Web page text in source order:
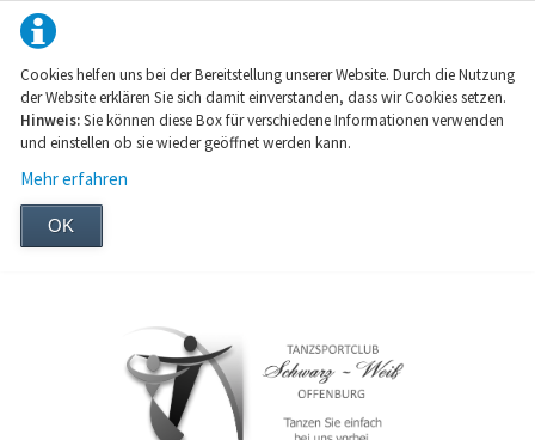
Cookies helfen uns bei der Bereitstellung unserer Website. Durch die Nutzung
der Website erklären Sie sich damit einverstanden, dass wir Cookies setzen.
Hinweis:Sie können diese Box für verschiedene Informationen verwenden
und einstellen ob sie wieder geöffnet werden kann.
Mehr erfahren
OK